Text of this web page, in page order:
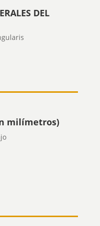
DEL
milímetros)